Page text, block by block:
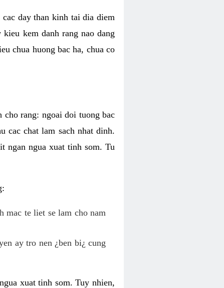
day than kinh tai dia diem
kem danh rang nao dang
chua huong bac ha, chua co
cho rang: ngoai doi tuong bac
cac chat lam sach nhat dinh.
ngan ngua xuat tinh som. Tu
mac te liet se lam cho nam
ay tro nen ¿ben bi¿ cung
xuat tinh som. Tuy nhien,